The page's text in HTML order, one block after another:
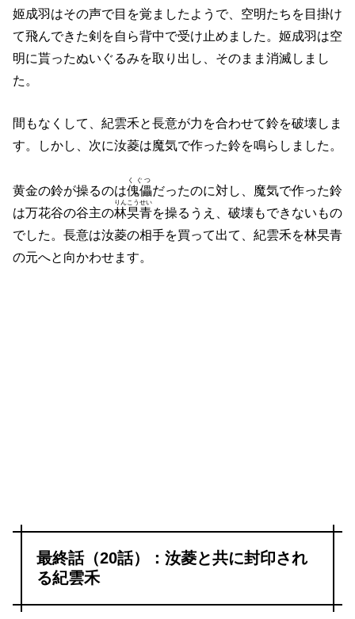
姬成羽はその声で目を覚ましたようで、空明たちを目掛け
て飛んできた剣を自ら背中で受け止めました。姬成羽は空
明に貰ったぬいぐるみを取り出し、そのまま消滅しまし
た。
間もなくして、紀雲禾と長意が力を合わせて鈴を破壊しま
す。しかし、次に汝菱は魔気で作った鈴を鳴らしました。
黄金の鈴が操るのは傀儡
くぐつ
だったのに対し、魔気で作った鈴
は万花谷の谷主の林旲青
りんこうせい
を操るうえ、破壊もできないもの
でした。長意は汝菱の相手を買って出て、紀雲禾を林旲青
の元へと向かわせます。
最終話（20話）：汝菱と共に封印され
る紀雲禾